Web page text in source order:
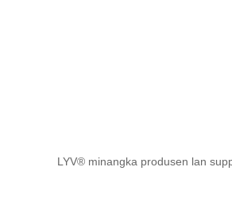
LYV® minangka produsen lan